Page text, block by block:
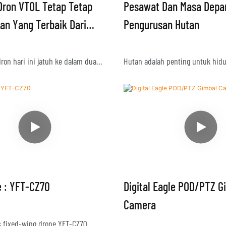
VTOL Tetap Tetap
Yang Terbaik Dari
hari ini jatuh ke dalam dua
berlegar dan bergerak secara
sesuai untuk ruang
tetap boleh terbang jarak jauh
kuasa yang kurang, tetapi
yang dipanggil VTOL sayap
Pesawat Dan Masa
Pengurusan Hutan
Hutan adalah penting untuk
menyimpan karbon. Mereka
Mereka adalah rumah bagi
biodiversiti. Hutan juga
tempat tinggal, dan pekerjaan
YFT-CZ70
wing drone YFT-CZ70
Digital Eagle POD/PTZ
Camera